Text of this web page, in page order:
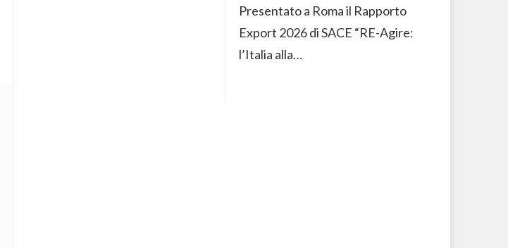
Presentato a Roma il Rapporto
Export 2026 di SACE “RE-Agire:
l’Italia alla…